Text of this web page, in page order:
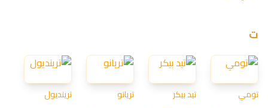
ت
تومي تيد بيكر تريانو ترينديول